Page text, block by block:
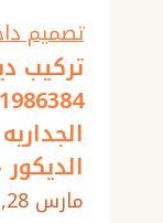
تصميم
تركيب
مارس 28, 2023